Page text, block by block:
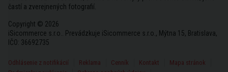
častí a zverejnených fotografií.
Copyright © 2026
iSicommerce s.r.o.. Prevádzkuje iSicommerce s.r.o., Mýtna 15, Bratislava,
IČO: 36692735
Odhlásenie z notifikácií Reklama Cenník Kontakt
Mapa stránok